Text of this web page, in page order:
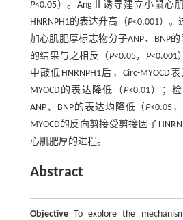
P<0.05）。AngⅡ诱导建立小鼠心
HNRNPH1的表达升高（P<0.001）。
加心肌肥厚标志物分子ANP、BNP
的结果与之相反（P<0.05， P<0.001
中敲低HNRNPH1后，Circ-MYOCD
MYOCD的表达降低（P<0.01）；
ANP、BNP的表达均降低（P<0.05，
MYOCD的反向剪接受剪接因子
心肌肥厚的进程。
Abstract
ObjectiveTo explore the